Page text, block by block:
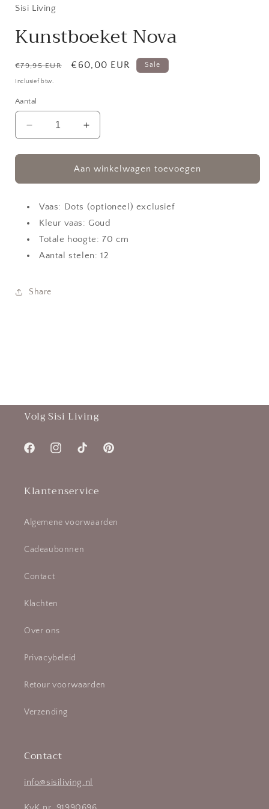
in
Sisi Living
Kunstboeket Nova
Normale
prijs
€79,95 EUR Aanbiedingsprijs
€60,00 EUR Sale
Inclusief btw.
Aantal
Aantal
verlagen
voor
Kunstboeket
Nova
Aantal
verhogen
voor
Kunstboeket
Nova
Aan winkelwagen toevoegen
Vaas: Dots (optioneel) exclusief
Kleur vaas: Goud
Totale hoogte: 70 cm
Aantal stelen: 12
Share
Volg Sisi Living
FacebookInstagramTikTok Pinterest
Klantenservice
Algemene voorwaarden
Cadeaubonnen
Contact
Klachten
Over ons
Privacybeleid
Retour voorwaarden
Verzending
Contact
info@sisiliving.nl